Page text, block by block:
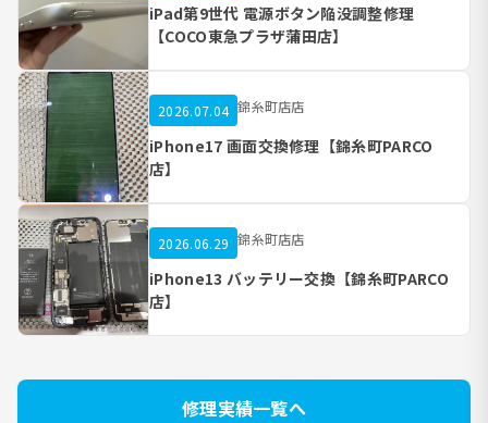
iPad第9世代 電源ボタン陥没調整修理
【COCO東急プラザ蒲田店】
2026.07.04 錦糸町店店
iPhone17 画面交換修理【錦糸町PARCO
店】
2026.06.29 錦糸町店店
iPhone13 バッテリー交換【錦糸町PARCO
店】
修理実績一覧へ